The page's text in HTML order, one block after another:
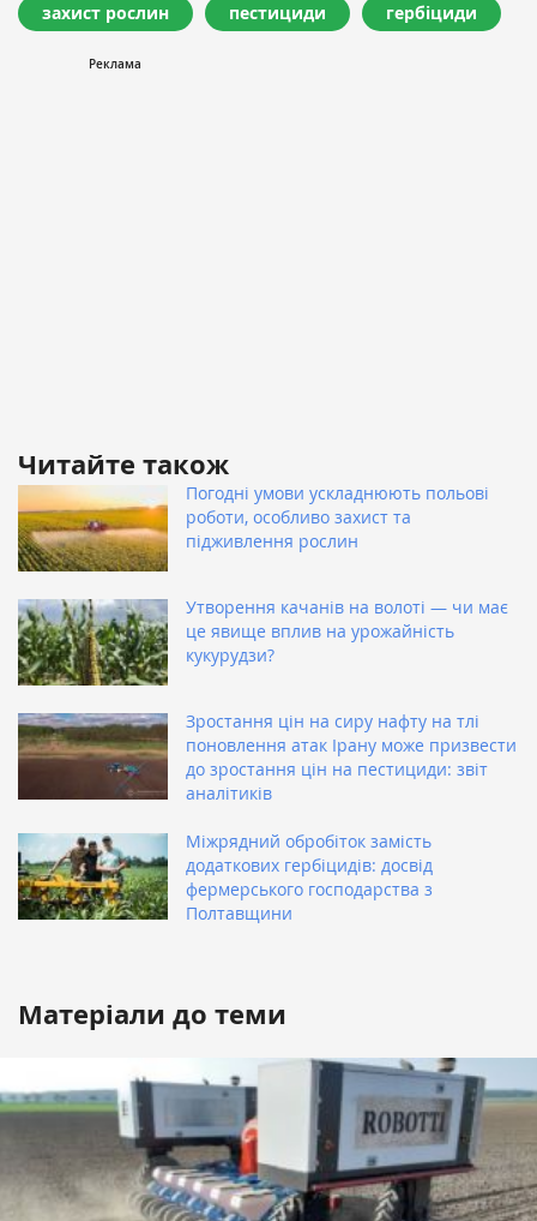
захист рослин пестициди гербіциди
Читайте також
Погодні умови ускладнюють польові
роботи, особливо захист та
підживлення рослин
Утворення качанів на волоті — чи має
це явище вплив на урожайність
кукурудзи?
Зростання цін на сиру нафту на тлі
поновлення атак Ірану може призвести
до зростання цін на пестициди: звіт
аналітиків
Міжрядний обробіток замість
додаткових гербіцидів: досвід
фермерського господарства з
Полтавщини
Матеріали до теми